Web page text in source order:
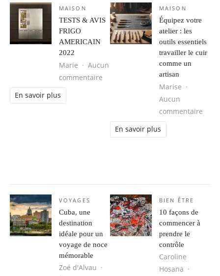
MAISON
TESTS & AVIS
FRIGO
AMERICAIN
2022
Marie
Aucun
commentaire sur TESTS & AVIS FRIGO
En savoir plus
MAISON
Équipez votre
atelier : les
outils essentiels
travailler le cuir
comme un
artisan
Marise
Aucun
commentaire
En savoir plus
VOYAGES
Cuba, une
destination
idéale pour un
voyage de noce
mémorable
Zoé d'Alvau
BIEN ÊTRE
10 façons de
commencer à
prendre le
contrôle
Caroline
Hosana